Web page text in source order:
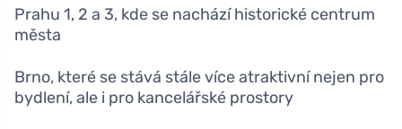
Prahu 1, 2 a 3, kde se nachází historické centrum
města
Brno, které se stává stále více atraktivní nejen pro
bydlení, ale i pro kancelářské prostory